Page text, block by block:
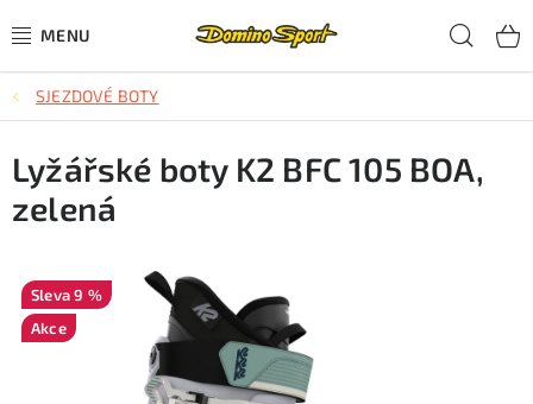
na
CYKLISTIKA
SJEZDOVÉ LYŽOVÁNÍ
SKIALPOVÉ LYŽOVÁNÍ
BĚŽECKÉ LYŽOVÁNÍ
OBLEČENÍ A OBUV
SJEZDOVÉ BOTY
Lyžářské boty K2 BFC 105 BOA,
zelená
9 %
Akce